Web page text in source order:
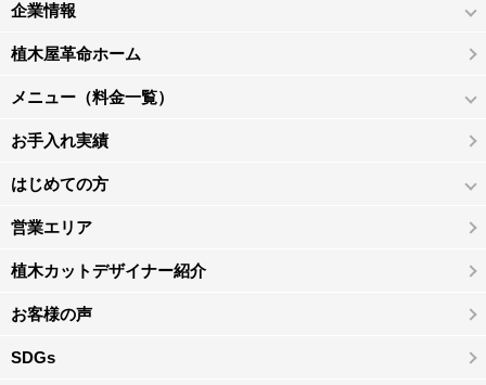
企業情報
植木屋革命ホーム
メニュー（料金一覧）
お手入れ実績
はじめての方
営業エリア
植木カットデザイナー紹介
お客様の声
SDGs